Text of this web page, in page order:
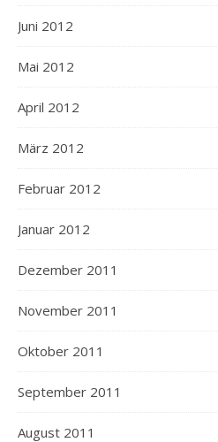
Juni 2012
Mai 2012
April 2012
März 2012
Februar 2012
Januar 2012
Dezember 2011
November 2011
Oktober 2011
September 2011
August 2011